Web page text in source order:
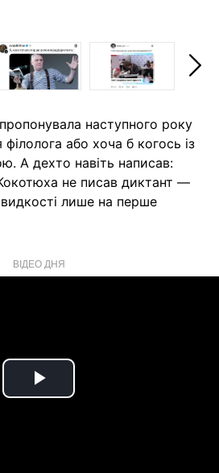
наступного року
або хоча б когось із
А дехто навіть написав:
не писав диктант —
лише на перше
ВІДЕО ДНЯ
Play